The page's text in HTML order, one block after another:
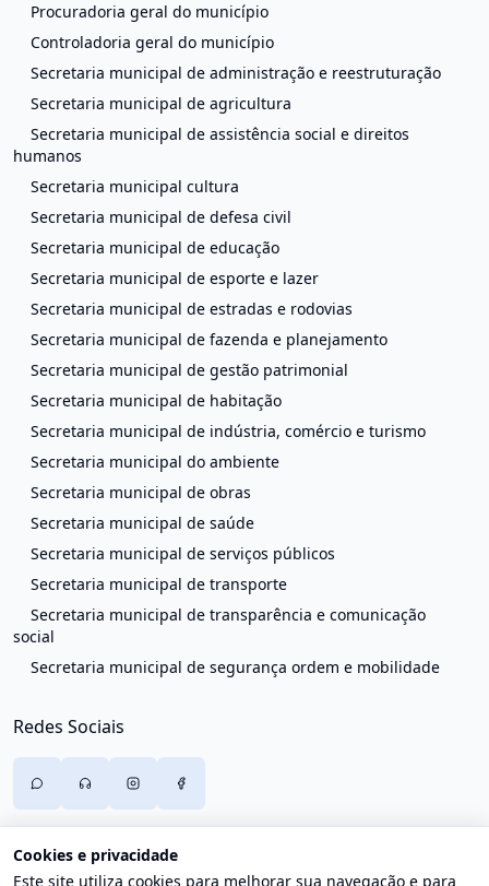
Procuradoria geral do município
Controladoria geral do município
Secretaria municipal de administração e reestruturação
Secretaria municipal de agricultura
Secretaria municipal de assistência social e direitos
humanos
Secretaria municipal cultura
Secretaria municipal de defesa civil
Secretaria municipal de educação
Secretaria municipal de esporte e lazer
Secretaria municipal de estradas e rodovias
Secretaria municipal de fazenda e planejamento
Secretaria municipal de gestão patrimonial
Secretaria municipal de habitação
Secretaria municipal de indústria, comércio e turismo
Secretaria municipal do ambiente
Secretaria municipal de obras
Secretaria municipal de saúde
Secretaria municipal de serviços públicos
Secretaria municipal de transporte
Secretaria municipal de transparência e comunicação
social
Secretaria municipal de segurança ordem e mobilidade
Redes Sociais
Cookies e privacidade
Este site utiliza cookies para melhorar sua navegação e para